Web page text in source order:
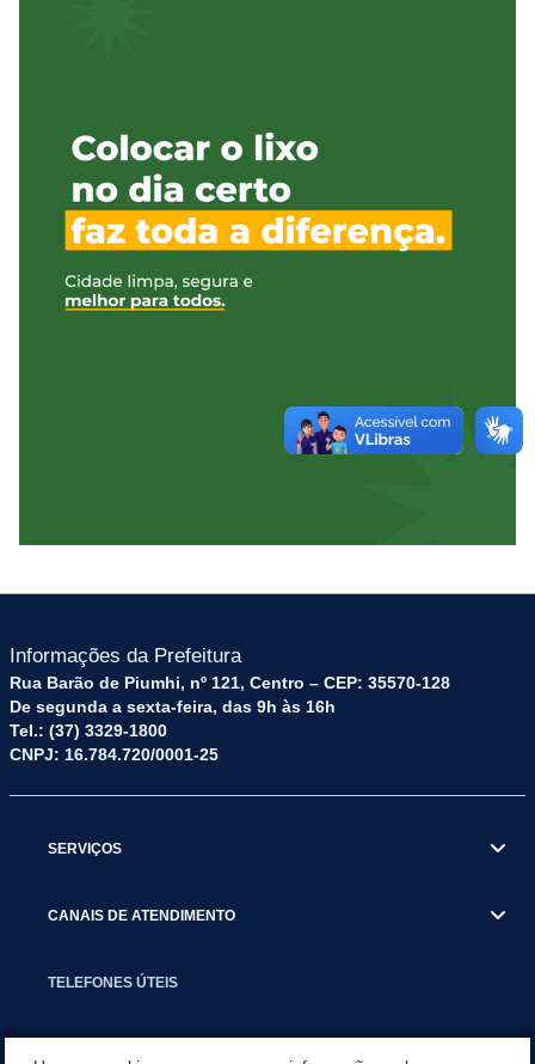
Informações da Prefeitura
Rua Barão de Piumhi, nº 121, Centro – CEP: 35570-128
De segunda a sexta-feira, das 9h às 16h
Tel.: (37) 3329-1800
CNPJ: 16.784.720/0001-25
SERVIÇOS
CANAIS DE ATENDIMENTO
TELEFONES ÚTEIS